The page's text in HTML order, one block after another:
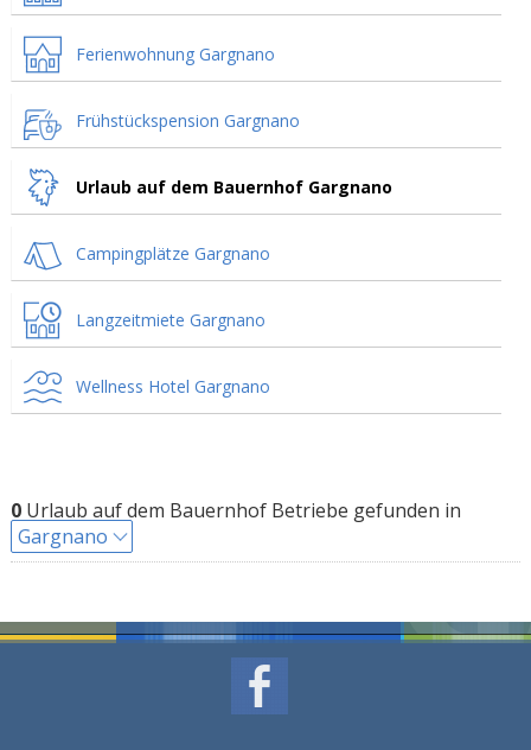
Ferienwohnung Gargnano
Frühstückspension Gargnano
Urlaub auf dem Bauernhof Gargnano
Campingplätze Gargnano
Langzeitmiete Gargnano
Wellness Hotel Gargnano
0Urlaub auf dem Bauernhof Betriebe gefunden in
Gargnano